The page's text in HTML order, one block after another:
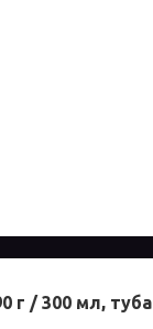
г / 300 мл, туба